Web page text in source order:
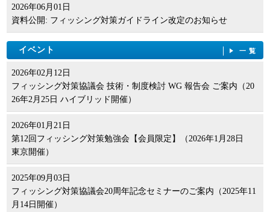
2026年06月01日
資料公開: フィッシング対策ガイドライン改定のお知らせ
イベント 一覧
2026年02月12日
フィッシング対策協議会 技術・制度検討 WG 報告会 ご案内（20
26年2月25日 ハイブリッド開催）
2026年01月21日
第12回フィッシング対策勉強会【会員限定】（2026年1月28日
東京開催）
2025年09月03日
フィッシング対策協議会20周年記念セミナーのご案内（2025年11
月14日開催）